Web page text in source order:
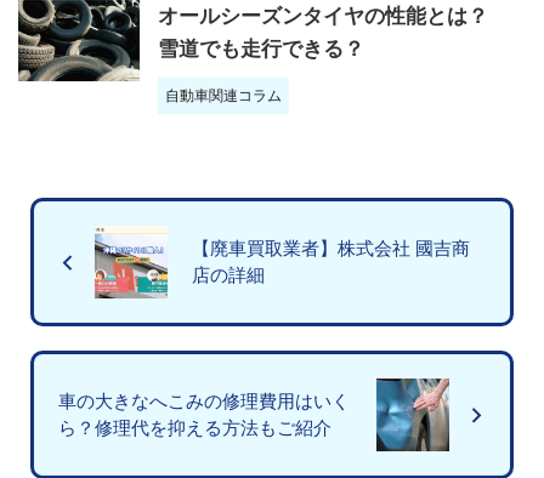
オールシーズンタイヤの性能とは？
雪道でも走行できる？
自動車関連コラム
【廃車買取業者】株式会社 國吉商
店の詳細
車の大きなへこみの修理費用はいく
ら？修理代を抑える方法もご紹介